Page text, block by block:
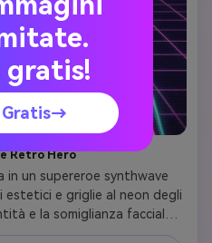
Retro Hero
un supereroe synthwave
e griglie al neon degli
e la somiglianza facciale.
al neon rosa e ciano, motivi
gratis!
Gratis→